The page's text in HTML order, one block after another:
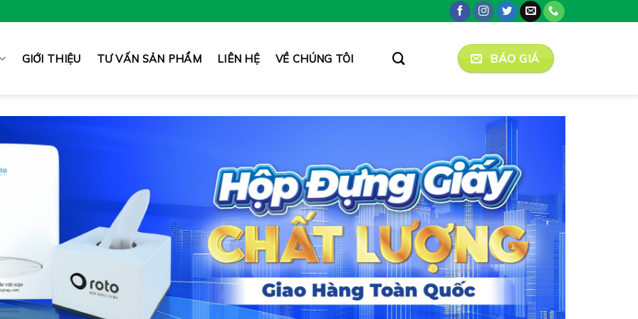
GIỚI THIỆU TƯ VẤN SẢN PHẨM LIÊN HỆ VỀ CHÚNG TÔI BÁO GIÁ